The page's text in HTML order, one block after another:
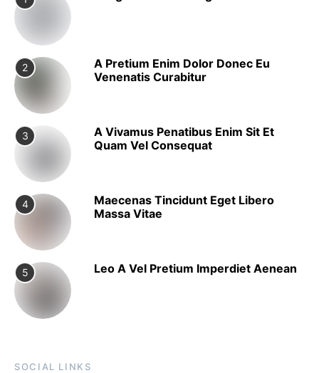
2
A Pretium Enim Dolor Donec Eu
Venenatis Curabitur
3
A Vivamus Penatibus Enim Sit Et
Quam Vel Consequat
4
Maecenas Tincidunt Eget Libero
Massa Vitae
5 Leo A Vel Pretium Imperdiet Aenean
SOCIAL LINKS